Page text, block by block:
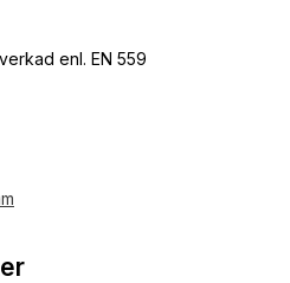
enl. EN 559